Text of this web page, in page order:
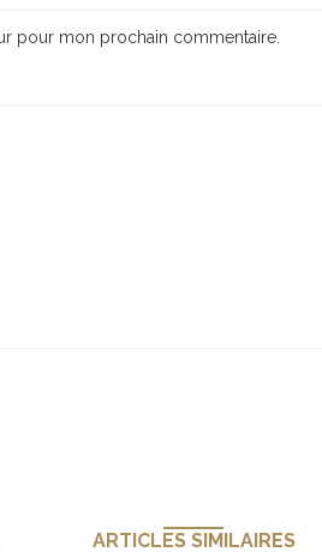
pour mon prochain commentaire.
ARTICLES SIMILAIRES